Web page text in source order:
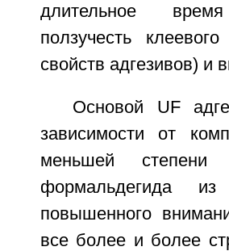
длительное
ползучесть
свойств адгезивов) и
Основой UF
зависимости от
меньшей степени
формальдегида
повышенного
все более и более